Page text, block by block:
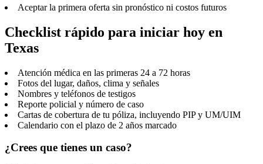
Aceptar la primera oferta sin pronóstico ni costos futuros
Checklist rápido para iniciar hoy en
Texas
Atención médica en las primeras 24 a 72 horas
Fotos del lugar, daños, clima y señales
Nombres y teléfonos de testigos
Reporte policial y número de caso
Cartas de cobertura de tu póliza, incluyendo PIP y UM/UIM
Calendario con el plazo de 2 años marcado
¿Crees que tienes un caso?